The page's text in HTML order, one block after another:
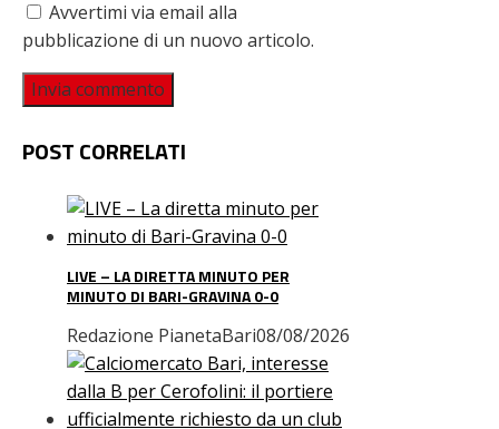
Avvertimi via email alla
pubblicazione di un nuovo articolo.
POST CORRELATI
LIVE – LA DIRETTA MINUTO PER
MINUTO DI BARI-GRAVINA 0-0
Redazione PianetaBari08/08/2026